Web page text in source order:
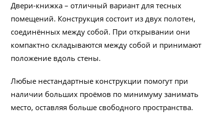
Двери-книжка – отличный вариант для тесных
помещений. Конструкция состоит из двух полотен,
соединённых между собой. При открывании они
компактно складываются между собой и принимают
положение вдоль стены.
Любые нестандартные конструкции помогут при
наличии больших проёмов по минимуму занимать
место, оставляя больше свободного пространства.